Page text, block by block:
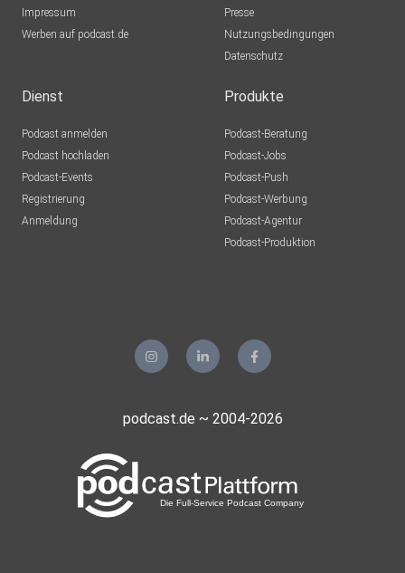
Impressum
Werben auf podcast.de
Presse
Nutzungsbedingungen
Datenschutz
Dienst
Podcast anmelden
Podcast hochladen
Podcast-Events
Registrierung
Anmeldung
Produkte
Podcast-Beratung
Podcast-Jobs
Podcast-Push
Podcast-Werbung
Podcast-Agentur
Podcast-Produktion
podcast.de ~ 2004-2026